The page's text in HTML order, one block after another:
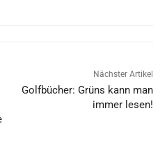
Nächster Artikel
Golfbücher: Grüns kann man
immer lesen!